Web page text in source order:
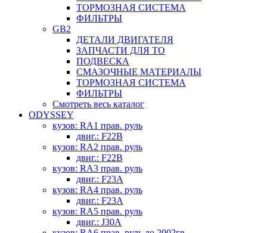
ТОРМОЗНАЯ СИСТЕМА
ФИЛЬТРЫ
GB2
ДЕТАЛИ ДВИГАТЕЛЯ
ЗАПЧАСТИ ДЛЯ ТО
ПОДВЕСКА
СМАЗОЧНЫЕ МАТЕРИАЛЫ
ТОРМОЗНАЯ СИСТЕМА
ФИЛЬТРЫ
Смотреть весь каталог
ODYSSEY
кузов: RA1 прав. руль
двиг.: F22B
кузов: RA2 прав. руль
двиг.: F22B
кузов: RA3 прав. руль
двиг.: F23A
кузов: RA4 прав. руль
двиг.: F23A
кузов: RA5 прав. руль
двиг.: J30A